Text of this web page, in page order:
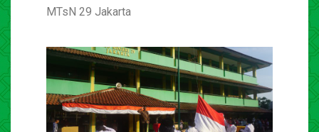
MTsN 29 Jakarta